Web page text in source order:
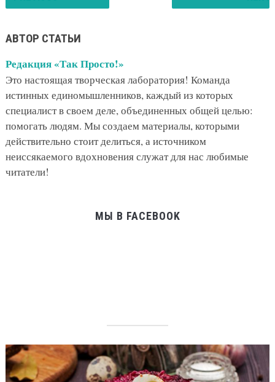
АВТОР СТАТЬИ
Редакция «Так Просто!»
Это настоящая творческая лаборатория! Команда
истинных единомышленников, каждый из которых
специалист в своем деле, объединенных общей целью:
помогать людям. Мы создаем материалы, которыми
действительно стоит делиться, а источником
неиссякаемого вдохновения служат для нас любимые
читатели!
МЫ В FACEBOOK